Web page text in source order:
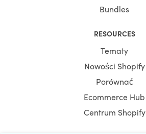
Bundles
RESOURCES
Tematy
Nowości Shopify
Porównać
Ecommerce Hub
Centrum Shopify